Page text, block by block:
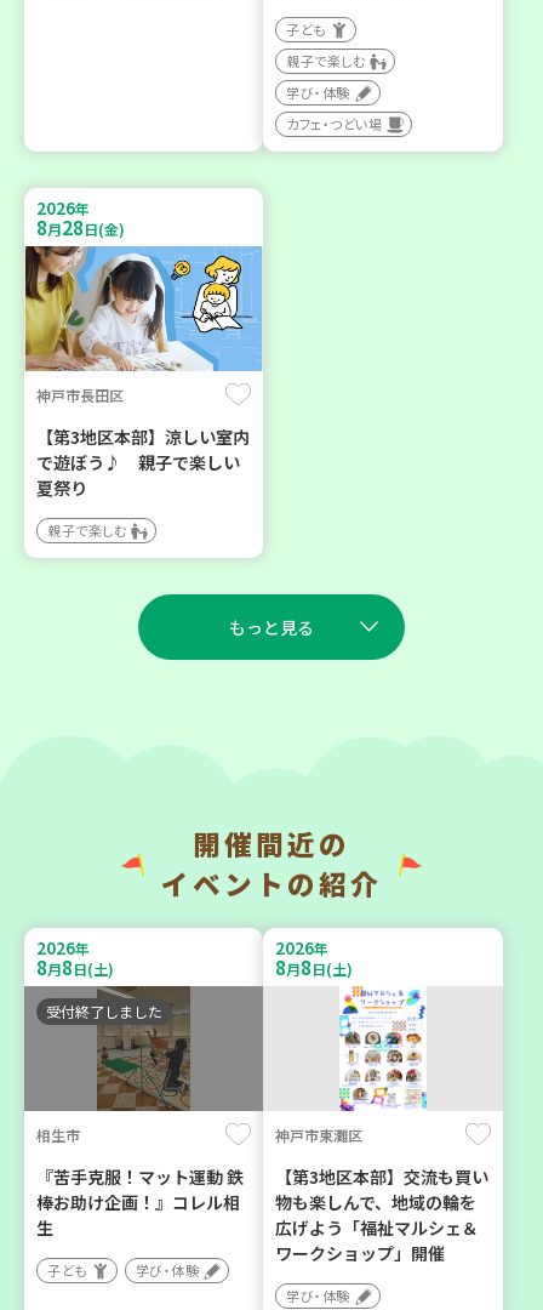
子ども
親子で楽しむ
学び・体験
カフェ・つどい場
2026年
8月28日(金)
神戸市長田区
【第3地区本部】涼しい室内
で遊ぼう♪ 親子で楽しい
夏祭り
親子で楽しむ
もっと見る
神戸市兵庫区
地域で暮らしたい 「コープ
くらしの助け合いの会」
（会場：兵庫）
ボランティア
神戸市兵庫区
BOSAI(ぼうさい)教室～か
ぞくで楽しくまなぼうさい
～
学び・体験
平和・防災
2026年
9 10
2026年
9 11
開催間近の
イベントの紹介
2026年
8月8日(土)
受付終了しました
相生市
『苦手克服！マット運動 鉄
棒お助け企画！』コレル相
生
子ども 学び・体験
2026年
8月8日(土)
神戸市東灘区
【第3地区本部】交流も買い
物も楽しんで、地域の輪を
広げよう「福祉マルシェ＆
ワークショップ」開催
学び・体験